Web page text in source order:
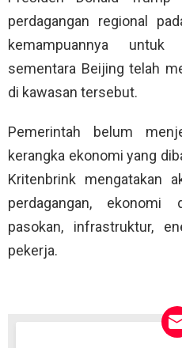
perdagangan regional
kemampuannya untuk
sementara Beijing telah
di kawasan tersebut.
Pemerintah belum
kerangka ekonomi yang
Kritenbrink mengatakan
perdagangan, ekonomi
pasokan, infrastruktur,
pekerja.